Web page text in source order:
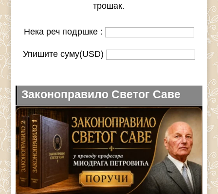
трошак.
Нека реч подршке :
Упишите суму(USD)
Законоправило Светог Саве